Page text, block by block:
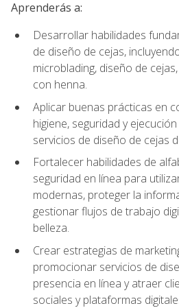
Aprenderás a:
Desarrollar habilidades
de diseño de cejas,
microblading, diseño de
con henna.
Aplicar buenas prácticas en
higiene, seguridad y
servicios de diseño de cejas
Fortalecer habilidades de
seguridad en línea para
modernas, proteger la
gestionar flujos de trabajo
belleza.
Crear estrategias de
promocionar servicios de
presencia en línea y atraer
sociales y plataformas